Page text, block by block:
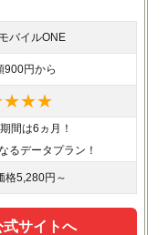
バイルONE
900円から
間は6ヵ月！
るデータプラン！
格5,280円～
サイトへ